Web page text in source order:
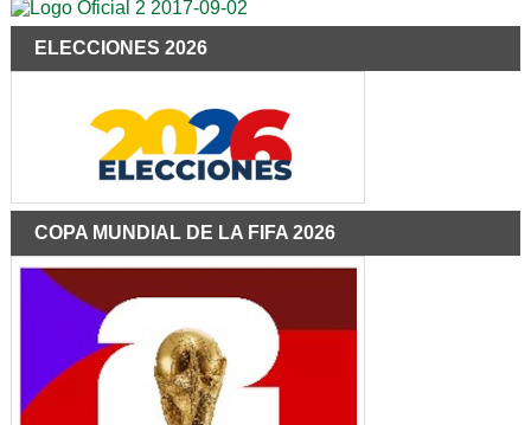
ELECCIONES 2026
COPA MUNDIAL DE LA FIFA 2026